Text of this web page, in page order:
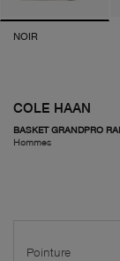
NOIR
COLE HAAN
BASKET GRANDPRO
Hommes
Pointure